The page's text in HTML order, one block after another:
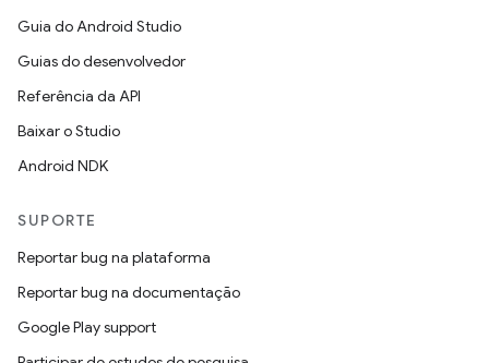
Guia do Android Studio
Guias do desenvolvedor
Referência da API
Baixar o Studio
Android NDK
SUPORTE
Reportar bug na plataforma
Reportar bug na documentação
Google Play support